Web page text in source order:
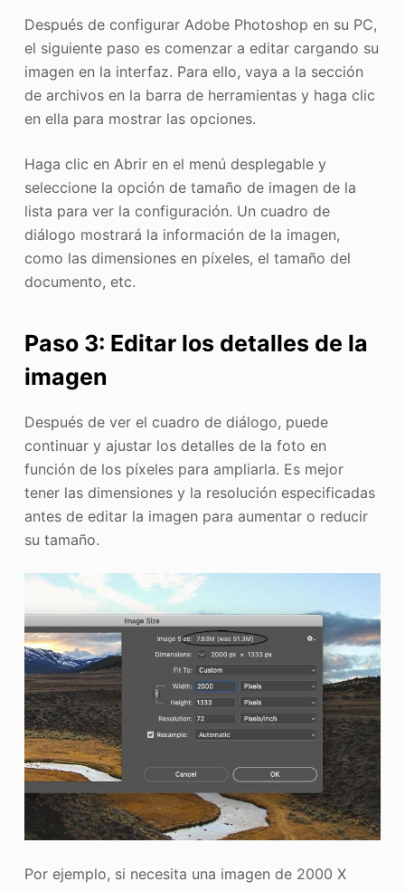
Después de configurar Adobe Photoshop en su PC,
el siguiente paso es comenzar a editar cargando su
imagen en la interfaz. Para ello, vaya a la sección
de archivos en la barra de herramientas y haga clic
en ella para mostrar las opciones.
Haga clic en Abrir en el menú desplegable y
seleccione la opción de tamaño de imagen de la
lista para ver la configuración. Un cuadro de
diálogo mostrará la información de la imagen,
como las dimensiones en píxeles, el tamaño del
documento, etc.
Paso 3: Editar los detalles de la
imagen
Después de ver el cuadro de diálogo, puede
continuar y ajustar los detalles de la foto en
función de los píxeles para ampliarla. Es mejor
tener las dimensiones y la resolución especificadas
antes de editar la imagen para aumentar o reducir
su tamaño.
Por ejemplo, si necesita una imagen de 2000 X